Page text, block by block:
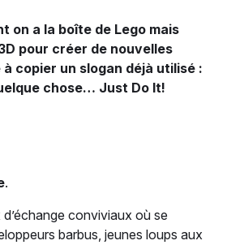
on a la boîte de Lego mais
pour créer de nouvelles
copier un slogan déjà utilisé :
chose… Just Do It!
.
d’échange conviviaux où se
barbus, jeunes loups aux